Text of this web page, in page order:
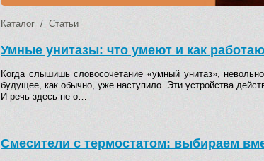
Каталог / Статьи
Умные унитазы: что умеют и как
Когда слышишь словосочетание «умный унитаз»,
будущее, как обычно, уже наступило. Эти устройства
И речь здесь не о…
Смесители с термостатом: выбираем